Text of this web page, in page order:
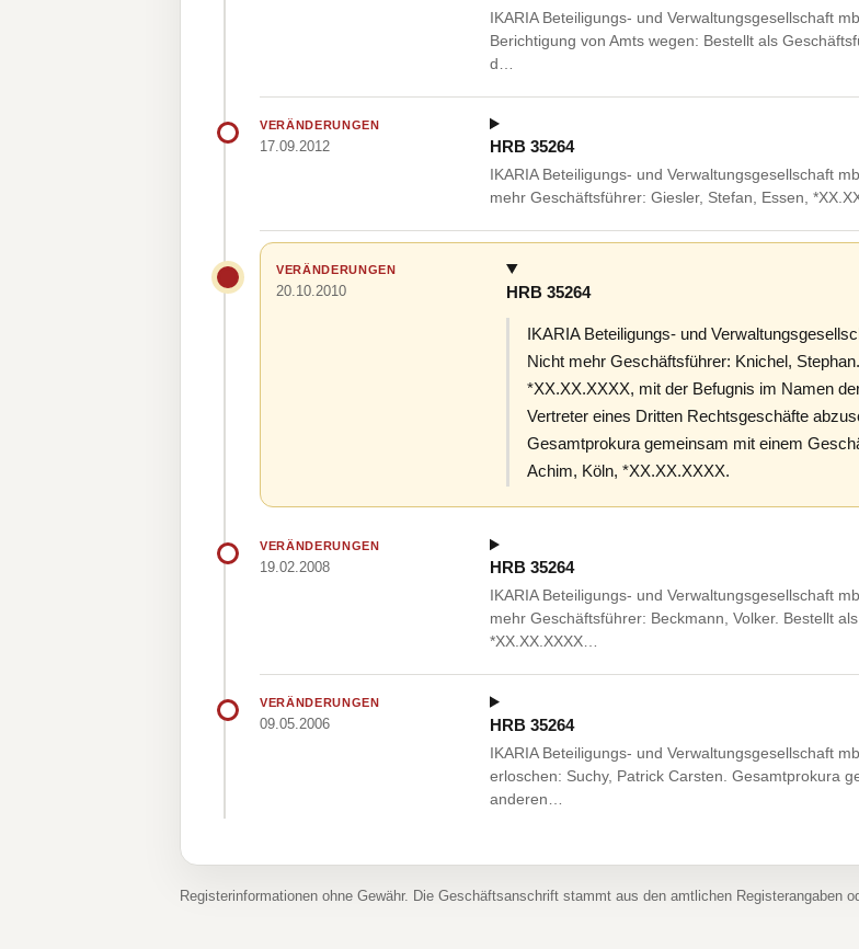
IKARIA Beteiligungs- und Verwaltungsgesellschaft
Berichtigung von Amts wegen: Bestellt als
d…
VERÄNDERUNGEN
17.09.2012 HRB 35264
IKARIA Beteiligungs- und Verwaltungsgesellschaft
mehr Geschäftsführer: Giesler, Stefan, Essen,
VERÄNDERUNGEN
20.10.2010 HRB 35264
IKARIA Beteiligungs- und
Nicht mehr Geschäftsführer: Knichel,
*XX.XX.XXXX, mit der Befugnis im Namen
Vertreter eines Dritten Rechtsgeschäfte
Gesamtprokura gemeinsam mit einem
Achim, Köln, *XX.XX.XXXX.
VERÄNDERUNGEN
19.02.2008 HRB 35264
IKARIA Beteiligungs- und Verwaltungsgesellschaft
mehr Geschäftsführer: Beckmann, Volker. Bestellt
*XX.XX.XXXX…
VERÄNDERUNGEN
09.05.2006 HRB 35264
IKARIA Beteiligungs- und Verwaltungsgesellschaft
erloschen: Suchy, Patrick Carsten. Gesamtprokura
anderen…
Registerinformationen ohne Gewähr. Die Geschäftsanschrift stammt aus den amtlichen Registerangaben